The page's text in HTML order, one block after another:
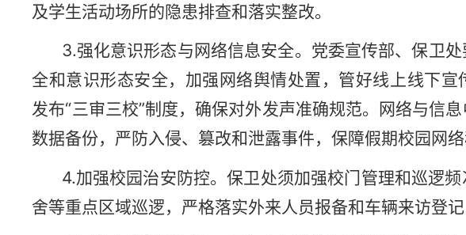
及学生活动场所的隐患排查和落实整改。
3.强化意识形态与网络信息安全。党委宣传部、保卫
全和意识形态安全，加强网络舆情处置，管好线上线下
发布“三审三校”制度，确保对外发声准确规范。网络与信
数据备份，严防入侵、篡改和泄露事件，保障假期校园网络
4.加强校园治安防控。保卫处须加强校门管理和巡逻
舍等重点区域巡逻，严格落实外来人员报备和车辆来访登